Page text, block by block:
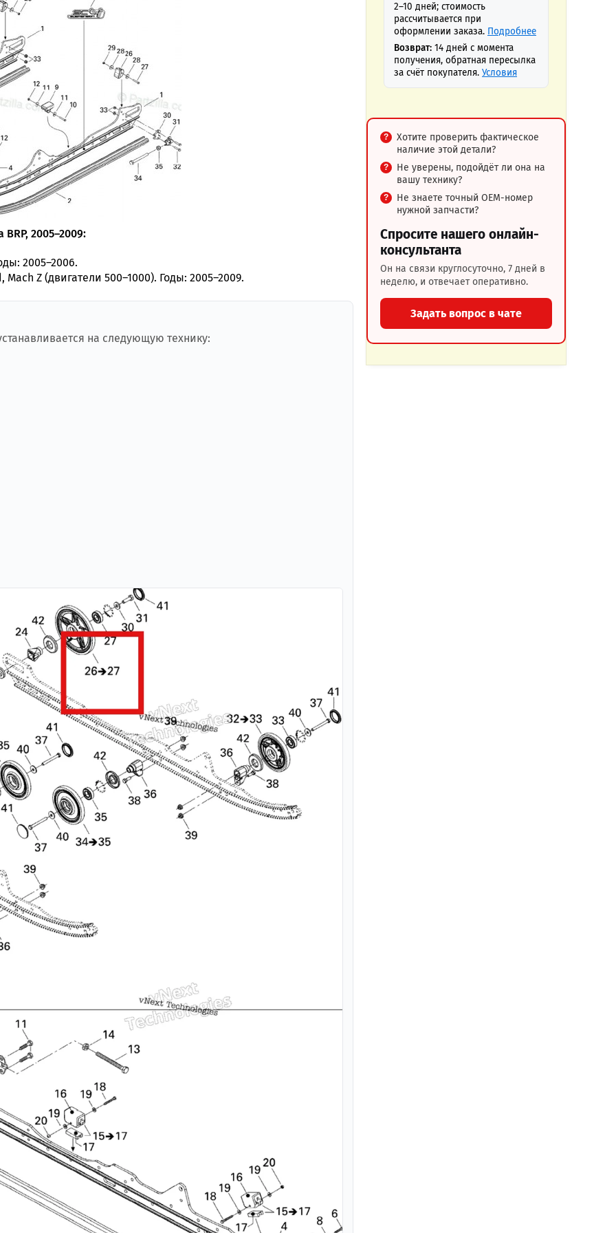
2–10 дней; стоимость
рассчитывается при
оформлении заказа. Подробнее
Возврат: 14 дней с момента
получения, обратная пересылка
за счёт покупателя. Условия
Хотите проверить фактическое
наличие этой детали?
Не уверены, подойдёт ли она на
вашу технику?
Не знаете точный OEM-номер
нужной запчасти?
Спросите нашего онлайн-
консультанта
Он на связи круглосуточно, 7 дней в
неделю, и отвечает оперативно.
Задать вопрос в чате
2005–2009:
2005–2006.
Mach Z (двигатели 500–1000). Годы: 2005–2009.
на следующую технику: